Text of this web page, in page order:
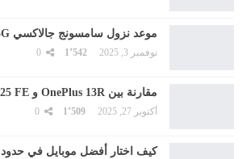
موعد نزول سامسونج جالاكسي A16 5G
نوفمبر 3, 2025 1٬542
مقارنة بين OnePlus 13R و Galaxy S25 FE
أكتوبر 27, 2025 1٬509
كيف اختار أفضل موبايل في حدود 130000 دينار